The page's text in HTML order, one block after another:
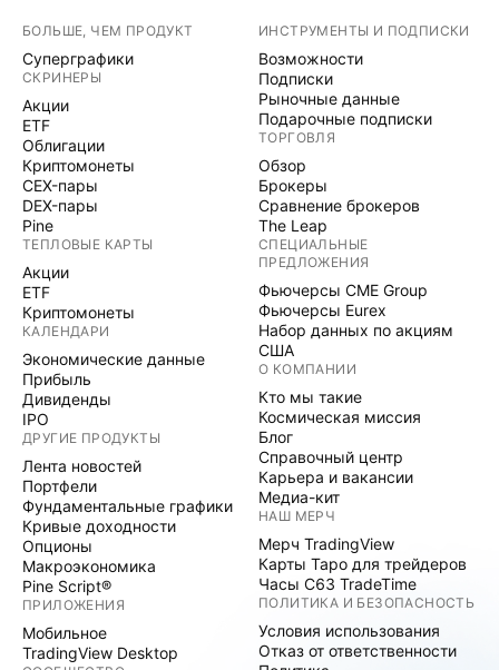
БОЛЬШЕ, ЧЕМ ПРОДУКТ
Суперграфики
СКРИНЕРЫ
Акции
ETF
Облигации
Криптомонеты
CEX-пары
DEX-пары
Pine
ТЕПЛОВЫЕ КАРТЫ
Акции
ETF
Криптомонеты
КАЛЕНДАРИ
Экономические данные
Прибыль
Дивиденды
IPO
ДРУГИЕ ПРОДУКТЫ
Лента новостей
Портфели
Фундаментальные графики
Кривые доходности
Опционы
Макроэкономика
Pine Script®
ПРИЛОЖЕНИЯ
Мобильное
TradingView Desktop
ИНСТРУМЕНТЫ И ПОДПИСКИ
Возможности
Подписки
Рыночные данные
Подарочные подписки
ТОРГОВЛЯ
Обзор
Брокеры
Сравнение брокеров
The Leap
СПЕЦИАЛЬНЫЕ
ПРЕДЛОЖЕНИЯ
Фьючерсы CME Group
Фьючерсы Eurex
Набор данных по акциям
США
О КОМПАНИИ
Кто мы такие
Космическая миссия
Блог
Справочный центр
Карьера и вакансии
Медиа-кит
НАШ МЕРЧ
Мерч TradingView
Карты Таро для трейдеров
Часы C63 TradeTime
ПОЛИТИКА И БЕЗОПАСНОСТЬ
Условия использования
Отказ от ответственности